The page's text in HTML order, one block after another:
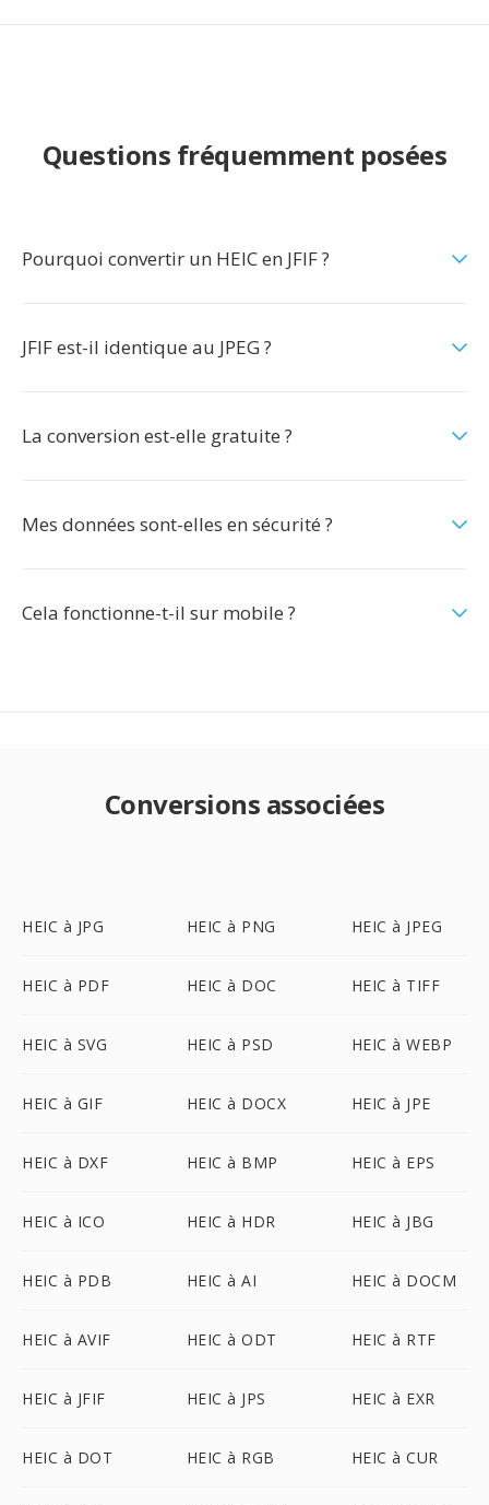
Questions fréquemment posées
Pourquoi convertir un HEIC en JFIF ?
JFIF est-il identique au JPEG ?
La conversion est-elle gratuite ?
Mes données sont-elles en sécurité ?
Cela fonctionne-t-il sur mobile ?
Conversions associées
HEIC à JPG HEIC à PNG HEIC à JPEG
HEIC à PDF HEIC à DOC HEIC à TIFF
HEIC à SVG HEIC à PSD HEIC à WEBP
HEIC à GIF HEIC à DOCX HEIC à JPE
HEIC à DXF HEIC à BMP HEIC à EPS
HEIC à ICO HEIC à HDR HEIC à JBG
HEIC à PDB HEIC à AI HEIC à DOCM
HEIC à AVIF HEIC à ODT HEIC à RTF
HEIC à JFIF HEIC à JPS HEIC à EXR
HEIC à DOT HEIC à RGB HEIC à CUR